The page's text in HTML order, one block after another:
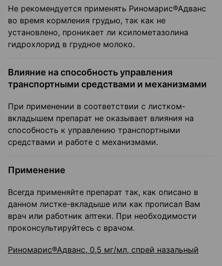
Не рекомендуется применять Риномарис®Адванс
во время кормления грудью, так как не
установлено, проникает ли ксилометазолина
гидрохлорид в грудное молоко.
Влияние на способность управления
транспортными средствами и механизмами
При применении в соответствии с листком-
вкладышем препарат не оказывает влияния на
способность к управлению транспортными
средствами и работе с механизмами.
Применение
Всегда применяйте препарат так, как описано в
данном листке-вкладыше или как прописал Вам
врач или работник аптеки. При необходимости
проконсультируйтесь с врачом.
Риномарис®Адванс, 0,5 мг/мл, спрей назальный